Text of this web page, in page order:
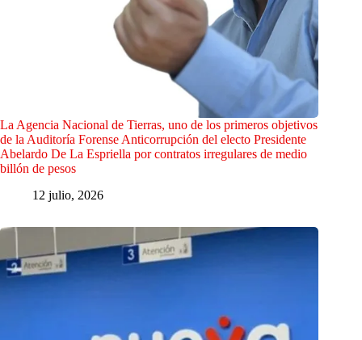
La Agencia Nacional de Tierras, uno de los primeros objetivos
de la Auditoría Forense Anticorrupción del electo Presidente
Abelardo De La Espriella por contratos irregulares de medio
billón de pesos
12 julio, 2026